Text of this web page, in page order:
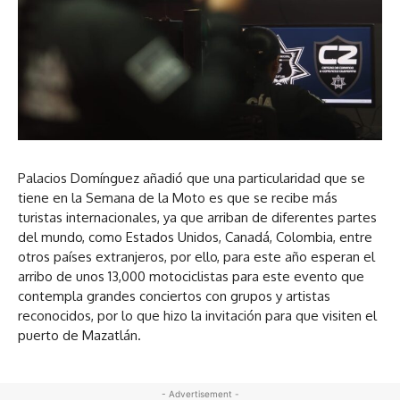
Palacios Domínguez añadió que una particularidad que se
tiene en la Semana de la Moto es que se recibe más
turistas internacionales, ya que arriban de diferentes partes
del mundo, como Estados Unidos, Canadá, Colombia, entre
otros países extranjeros, por ello, para este año esperan el
arribo de unos 13,000 motociclistas para este evento que
contempla grandes conciertos con grupos y artistas
reconocidos, por lo que hizo la invitación para que visiten el
puerto de Mazatlán.
- Advertisement -